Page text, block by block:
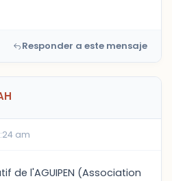
Responder a este mensaje
am
de l'AGUIPEN (Association